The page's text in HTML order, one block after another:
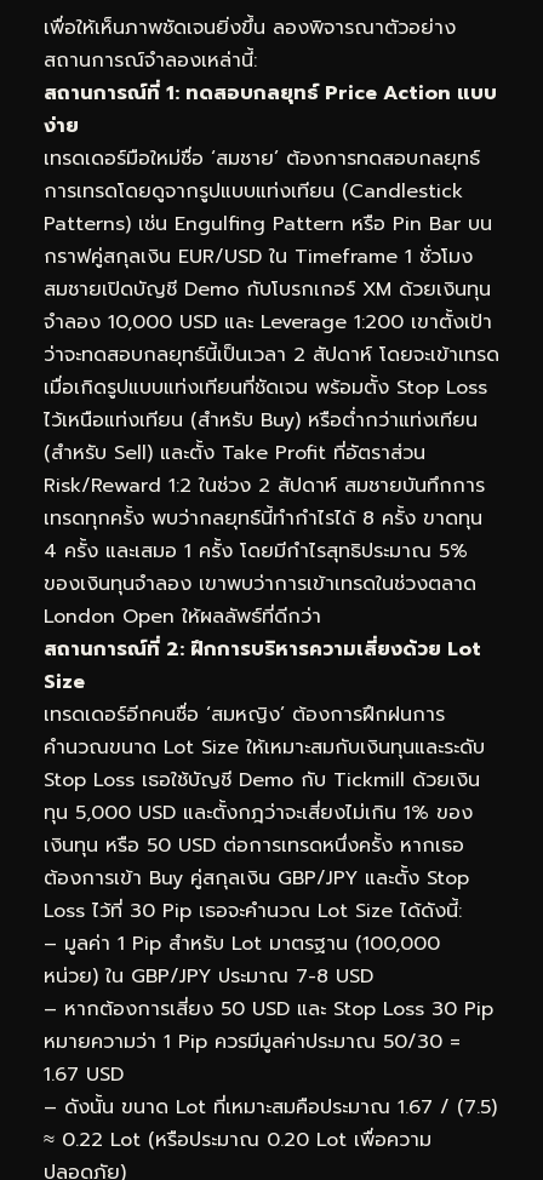
เพื่อให้เห็นภาพชัดเจนยิ่งขึ้น ลองพิจารณาตัวอย่าง
สถานการณ์จำลองเหล่านี้:
สถานการณ์ที่ 1: ทดสอบกลยุทธ์ Price Action แบบ
ง่าย
เทรดเดอร์มือใหม่ชื่อ ‘สมชาย’ ต้องการทดสอบกลยุทธ์
การเทรดโดยดูจากรูปแบบแท่งเทียน (Candlestick
Patterns) เช่น Engulfing Pattern หรือ Pin Bar บน
กราฟคู่สกุลเงิน EUR/USD ใน Timeframe 1 ชั่วโมง
สมชายเปิดบัญชี Demo กับโบรกเกอร์ XM ด้วยเงินทุน
จำลอง 10,000 USD และ Leverage 1:200 เขาตั้งเป้า
ว่าจะทดสอบกลยุทธ์นี้เป็นเวลา 2 สัปดาห์ โดยจะเข้าเทรด
เมื่อเกิดรูปแบบแท่งเทียนที่ชัดเจน พร้อมตั้ง Stop Loss
ไว้เหนือแท่งเทียน (สำหรับ Buy) หรือต่ำกว่าแท่งเทียน
(สำหรับ Sell) และตั้ง Take Profit ที่อัตราส่วน
Risk/Reward 1:2 ในช่วง 2 สัปดาห์ สมชายบันทึกการ
เทรดทุกครั้ง พบว่ากลยุทธ์นี้ทำกำไรได้ 8 ครั้ง ขาดทุน
4 ครั้ง และเสมอ 1 ครั้ง โดยมีกำไรสุทธิประมาณ 5%
ของเงินทุนจำลอง เขาพบว่าการเข้าเทรดในช่วงตลาด
London Open ให้ผลลัพธ์ที่ดีกว่า
สถานการณ์ที่ 2: ฝึกการบริหารความเสี่ยงด้วย Lot
Size
เทรดเดอร์อีกคนชื่อ ‘สมหญิง’ ต้องการฝึกฝนการ
คำนวณขนาด Lot Size ให้เหมาะสมกับเงินทุนและระดับ
Stop Loss เธอใช้บัญชี Demo กับ Tickmill ด้วยเงิน
ทุน 5,000 USD และตั้งกฎว่าจะเสี่ยงไม่เกิน 1% ของ
เงินทุน หรือ 50 USD ต่อการเทรดหนึ่งครั้ง หากเธอ
ต้องการเข้า Buy คู่สกุลเงิน GBP/JPY และตั้ง Stop
Loss ไว้ที่ 30 Pip เธอจะคำนวณ Lot Size ได้ดังนี้:
– มูลค่า 1 Pip สำหรับ Lot มาตรฐาน (100,000
หน่วย) ใน GBP/JPY ประมาณ 7-8 USD
– หากต้องการเสี่ยง 50 USD และ Stop Loss 30 Pip
หมายความว่า 1 Pip ควรมีมูลค่าประมาณ 50/30 =
1.67 USD
– ดังนั้น ขนาด Lot ที่เหมาะสมคือประมาณ 1.67 / (7.5)
≈ 0.22 Lot (หรือประมาณ 0.20 Lot เพื่อความ
ปลอดภัย)